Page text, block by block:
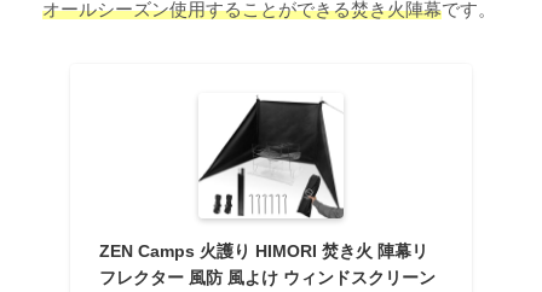
オールシーズン使用することができる焚き火陣幕です。
ZEN Camps 火護り HIMORI 焚き火 陣幕リ
フレクター 風防 風よけ ウィンドスクリーン